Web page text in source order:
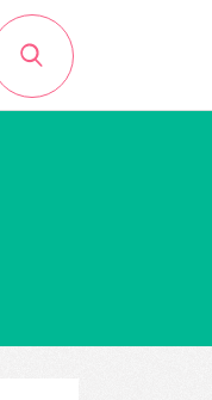
search